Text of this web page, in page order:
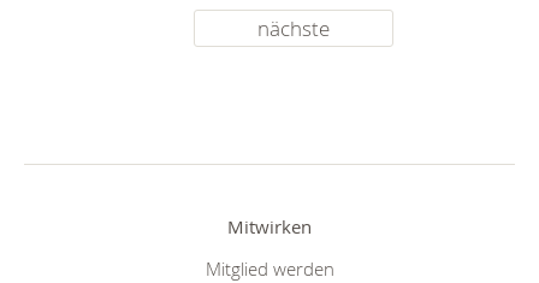
nächste
Mitwirken
Mitglied werden